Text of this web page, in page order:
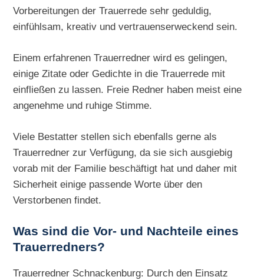
Vorbereitungen der Trauerrede sehr geduldig,
einfühlsam, kreativ und vertrauenserweckend sein.
Einem erfahrenen Trauerredner wird es gelingen,
einige Zitate oder Gedichte in die Trauerrede mit
einfließen zu lassen. Freie Redner haben meist eine
angenehme und ruhige Stimme.
Viele Bestatter stellen sich ebenfalls gerne als
Trauerredner zur Verfügung, da sie sich ausgiebig
vorab mit der Familie beschäftigt hat und daher mit
Sicherheit einige passende Worte über den
Verstorbenen findet.
Was sind die Vor- und Nachteile eines
Trauerredners?
Trauerredner Schnackenburg: Durch den Einsatz